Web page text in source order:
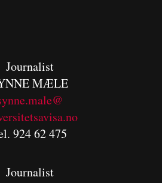
Journalist
MÆLE
924 62 475
Journalist